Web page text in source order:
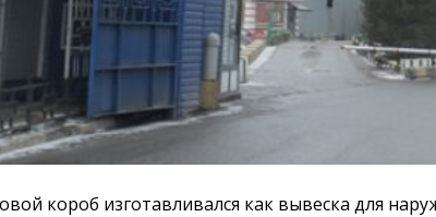
короб изготавливался как вывеска для